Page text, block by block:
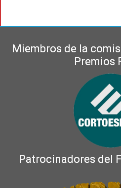
Miembros de la
Premios
Patrocinadores del